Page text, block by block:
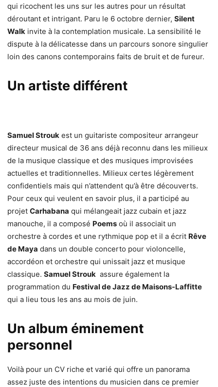
qui ricochent les uns sur les autres pour un résultat
déroutant et intrigant. Paru le 6 octobre dernier, Silent
Walk invite à la contemplation musicale. La sensibilité le
dispute à la délicatesse dans un parcours sonore singulier
loin des canons contemporains faits de bruit et de fureur.
Un artiste différent
Samuel Strouk est un guitariste compositeur arrangeur
directeur musical de 36 ans déjà reconnu dans les milieux
de la musique classique et des musiques improvisées
actuelles et traditionnelles. Milieux certes légèrement
confidentiels mais qui n’attendent qu’à être découverts.
Pour ceux qui veulent en savoir plus, il a participé au
projet Carhabana qui mélangeait jazz cubain et jazz
manouche, il a composé Poems où il associait un
orchestre à cordes et une rythmique pop et il a écrit Rêve
de Maya dans un double concerto pour violoncelle,
accordéon et orchestre qui unissait jazz et musique
classique. Samuel Strouk assure également la
programmation du Festival de Jazz de Maisons-Laffitte
qui a lieu tous les ans au mois de juin.
Un album éminement
personnel
Voilà pour un CV riche et varié qui offre un panorama
assez juste des intentions du musicien dans ce premier